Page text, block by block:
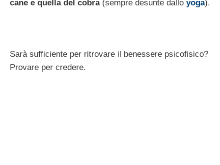
cane e quella del cobra(sempre desunte dallo yoga).
Sarà sufficiente per ritrovare il benessere psicofisico?
Provare per credere.